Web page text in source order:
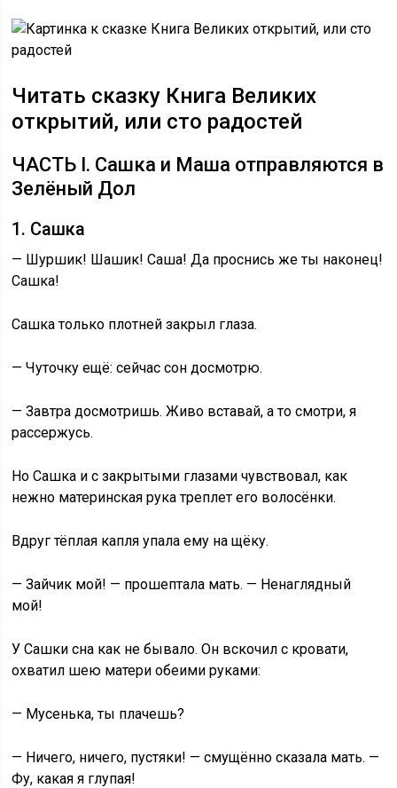
Читать сказку Книга Великих
открытий, или сто радостей
ЧАСТЬ I. Сашка и Маша отправляются в
Зелёный Дол
1. Сашка
— Шуршик! Шашик! Саша! Да проснись же ты наконец!
Сашка!
Сашка только плотней закрыл глаза.
— Чуточку ещё: сейчас сон досмотрю.
— Завтра досмотришь. Живо вставай, а то смотри, я
рассержусь.
Но Сашка и с закрытыми глазами чувствовал, как
нежно материнская рука треплет его волосёнки.
Вдруг тёплая капля упала ему на щёку.
— Зайчик мой! — прошептала мать. — Ненаглядный
мой!
У Сашки сна как не бывало. Он вскочил с кровати,
охватил шею матери обеими руками:
— Мусенька, ты плачешь?
— Ничего, ничего, пустяки! — смущённо сказала мать. —
Фу, какая я глупая!